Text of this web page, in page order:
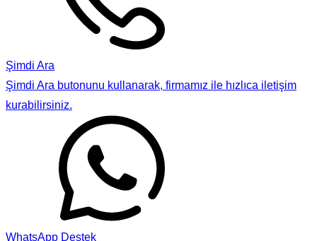
Şimdi Ara
Şimdi Ara butonunu kullanarak, firmamız ile hızlıca iletişim
kurabilirsiniz.
WhatsApp Destek